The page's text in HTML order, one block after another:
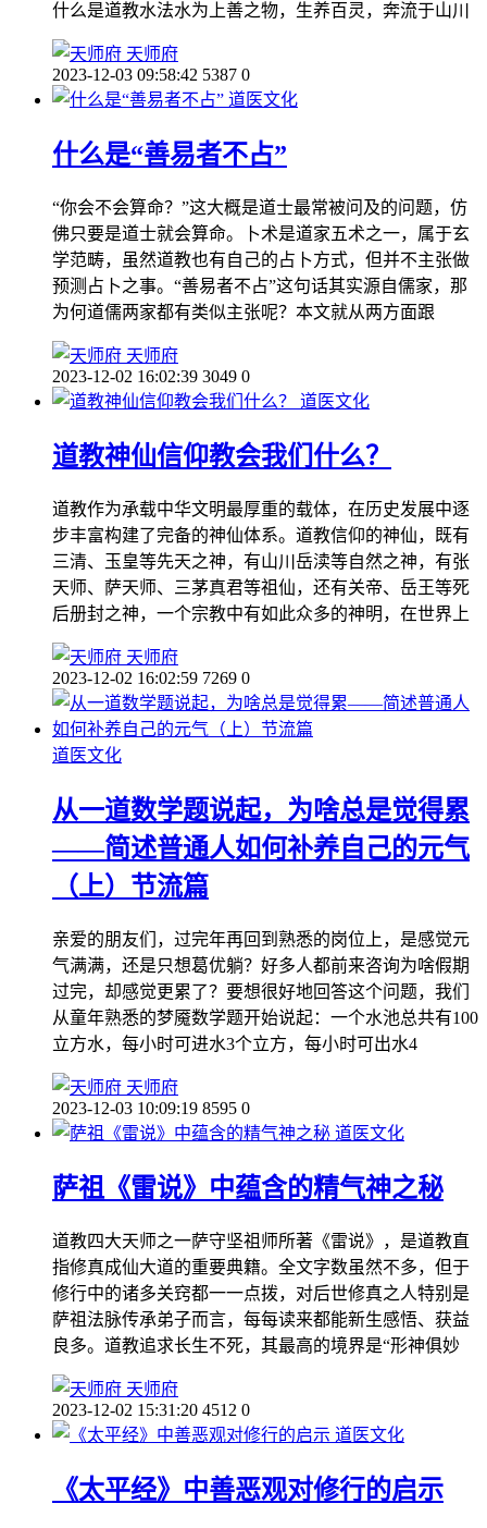
什么是道教水法水为上善之物，生养百灵，奔流于山川
天师府
2023-12-03 09:58:42 5387 0
道医文化
什么是“善易者不占”
“你会不会算命？”这大概是道士最常被问及的问题，仿
佛只要是道士就会算命。卜术是道家五术之一，属于玄
学范畴，虽然道教也有自己的占卜方式，但并不主张做
预测占卜之事。“善易者不占”这句话其实源自儒家，那
为何道儒两家都有类似主张呢？本文就从两方面跟
天师府
2023-12-02 16:02:39 3049 0
道医文化
道教神仙信仰教会我们什么？
道教作为承载中华文明最厚重的载体，在历史发展中逐
步丰富构建了完备的神仙体系。道教信仰的神仙，既有
三清、玉皇等先天之神，有山川岳渎等自然之神，有张
天师、萨天师、三茅真君等祖仙，还有关帝、岳王等死
后册封之神，一个宗教中有如此众多的神明，在世界上
天师府
2023-12-02 16:02:59 7269 0
道医文化
从一道数学题说起，为啥总是觉得累
——简述普通人如何补养自己的元气
（上）节流篇
亲爱的朋友们，过完年再回到熟悉的岗位上，是感觉元
气满满，还是只想葛优躺？好多人都前来咨询为啥假期
过完，却感觉更累了？要想很好地回答这个问题，我们
从童年熟悉的梦魇数学题开始说起：一个水池总共有100
立方水，每小时可进水3个立方，每小时可出水4
天师府
2023-12-03 10:09:19 8595 0
道医文化
萨祖《雷说》中蕴含的精气神之秘
道教四大天师之一萨守坚祖师所著《雷说》，是道教直
指修真成仙大道的重要典籍。全文字数虽然不多，但于
修行中的诸多关窍都一一点拨，对后世修真之人特别是
萨祖法脉传承弟子而言，每每读来都能新生感悟、获益
良多。道教追求长生不死，其最高的境界是“形神俱妙
天师府
2023-12-02 15:31:20 4512 0
道医文化
《太平经》中善恶观对修行的启示